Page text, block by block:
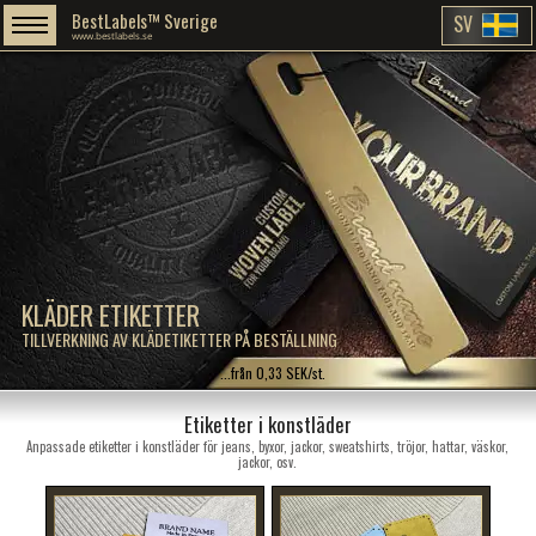
KLÄDER ETIKETTER
TILLVERKNING AV KLÄDETIKETTER PÅ BESTÄLLNING
BestLabels™ Sverige
www.bestlabels.se SV
...från 0,33 SEK/st.
Etiketter i konstläder
Anpassade etiketter i konstläder för jeans, byxor, jackor, sweatshirts, tröjor, hattar, väskor,
jackor, osv.